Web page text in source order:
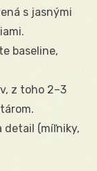
s jasnými
baseline,
z toho 2–3
detail (míľniky,